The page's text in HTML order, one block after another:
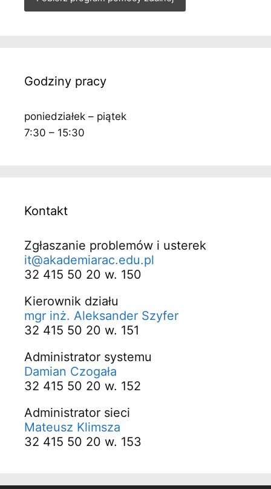
Godziny pracy
poniedziałek – piątek
7:30 – 15:30
Kontakt
Zgłaszanie problemów i usterek
it@akademiarac.edu.pl
32 415 50 20 w. 150
Kierownik działu
mgr inż. Aleksander Szyfer
32 415 50 20 w. 151
Administrator systemu
Damian Czogała
32 415 50 20 w. 152
Administrator sieci
Mateusz Klimsza
32 415 50 20 w. 153